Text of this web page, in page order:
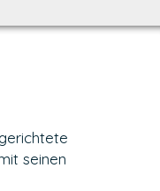
seinen